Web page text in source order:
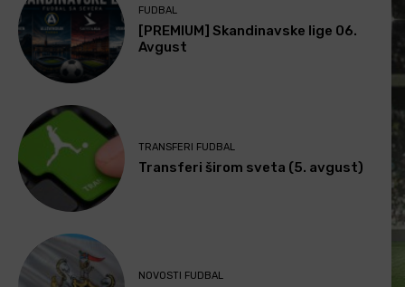
FUDBAL
[PREMIUM] Skandinavske lige 06.
Avgust
TRANSFERI FUDBAL
Transferi širom sveta (5. avgust)
NOVOSTI FUDBAL